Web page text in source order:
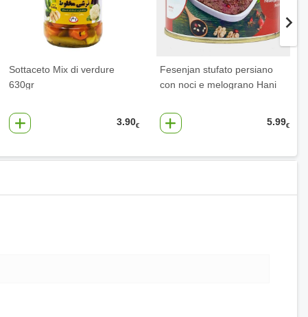
Sottaceto Mix di verdure
630gr
3.90€
Fesenjan stufato persiano
con noci e melograno Hani
5.99€